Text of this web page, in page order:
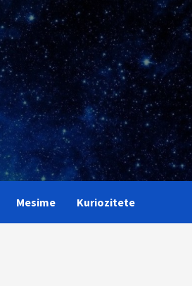
Mesime Kuriozitete